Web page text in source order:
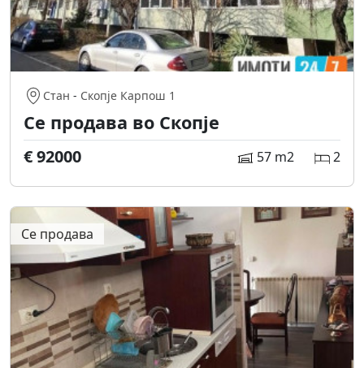
Стан - Скопје Карпош 1
Се продава во Скопје
€ 92000 57 m2 2
Се продава